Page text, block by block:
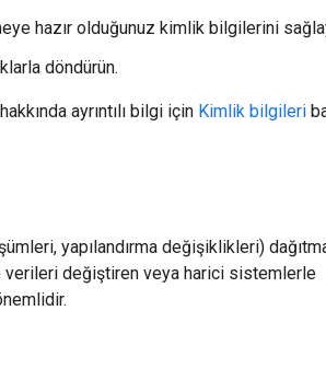
hazır olduğunuz kimlik bilgilerini
döndürün.
ayrıntılı bilgi için Kimlik bilgileri
yapılandırma değişiklikleri)
verileri değiştiren veya harici sistemlerle